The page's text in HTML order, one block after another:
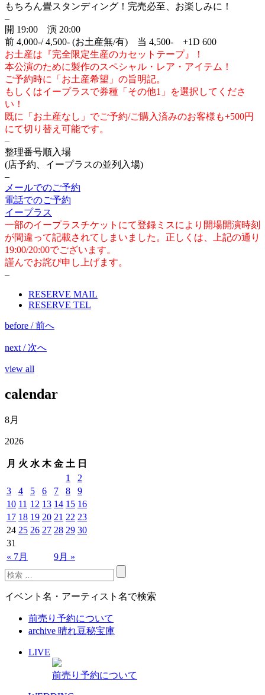
もちろん畳スタンディング！完売必至、お楽しみに！
–
開 19:00 演 20:00
前 4,000-/ 4,500- (お土産無/有) 当 4,500- +1D 600
お土産は『完全限定生産のカセットテープ』！
本公演のために製作のスペシャル・レア・アイテム！
ご予約時に「お土産希望」の旨明記。
もしくはイープラスで券種「その他1」を選択してくださ
い！
既に「お土産なし」でご予約/ご購入済みのお客様も+500円
にて切り替え可能です。
–
整理番号順入場
(店予約、イープラスの並列入場)
–
メールでのご予約
電話でのご予約
イープラス
一部のイープラスチケットにて登録ミスにより開場開演時刻
が間違って記載されてしまいました。 正しくは、上記の通り
19:00/20:00でございます。
謹んでお詫び申し上げます。
–
RESERVE MAIL
RESERVE TEL
before / 前へ
next / 次へ
view all
calendar
8月
2026
月 火 水 木 金 土 日
« 7月 9月 »
1
2
3
4 5 6 7 8
9
10 11 12 13 14 15 16
17 18 19 20 21 22 23
24 25 26 27 28 29 30
31
イベント名・アーティスト名で検索
前売り予約について
archive 晴れ豆秘宝庫
LIVE
前売り予約について